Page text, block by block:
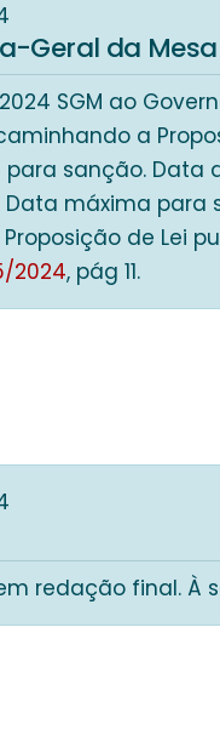
Geral da Mesa
SGM ao
a
para sanção. Data
máxima para
de Lei
2024, pág 11.
redação final. À